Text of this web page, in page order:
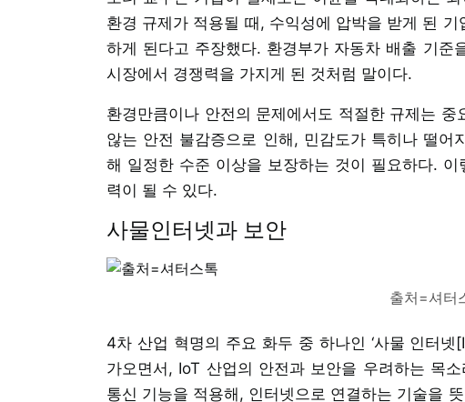
환경 규제가 적용될 때, 수익성에 압박을 받게 된
하게 된다고 주장했다. 환경부가 자동차 배출 기준
시장에서 경쟁력을 가지게 된 것처럼 말이다.
환경만큼이나 안전의 문제에서도 적절한 규제는
않는 안전 불감증으로 인해, 민감도가 특히나 떨어
해 일정한 수준 이상을 보장하는 것이 필요하다.
력이 될 수 있다.
사물인터넷과 보안
출처=셔터
4차 산업 혁명의 주요 화두 중 하나인 ‘사물 인터
가오면서, IoT 산업의 안전과 보안을 우려하는 목
통신 기능을 적용해, 인터넷으로 연결하는 기술을